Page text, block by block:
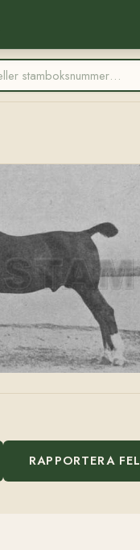
RAPPORTERA FEL